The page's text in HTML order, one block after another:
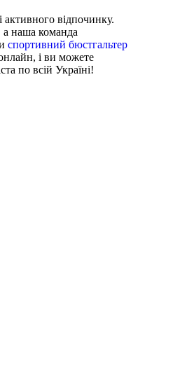
активного відпочинку.
а наша команда
спортивний бюстгальтер
і ви можете
по всій Україні!